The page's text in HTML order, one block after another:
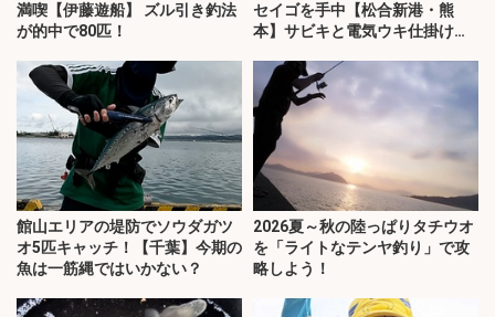
満喫【伊藤遊船】 ズル引き釣法
が的中で80匹！
セイゴを手中【松合新港・熊
本】サビキと電気ウキ仕掛けで
館山エリアの堤防でソウダガツ
オ5匹キャッチ！【千葉】今期の
魚は一筋縄ではいかない？
2026夏～秋の陸っぱりタチウオ
を「ライトなテンヤ釣り」で攻
略しよう！